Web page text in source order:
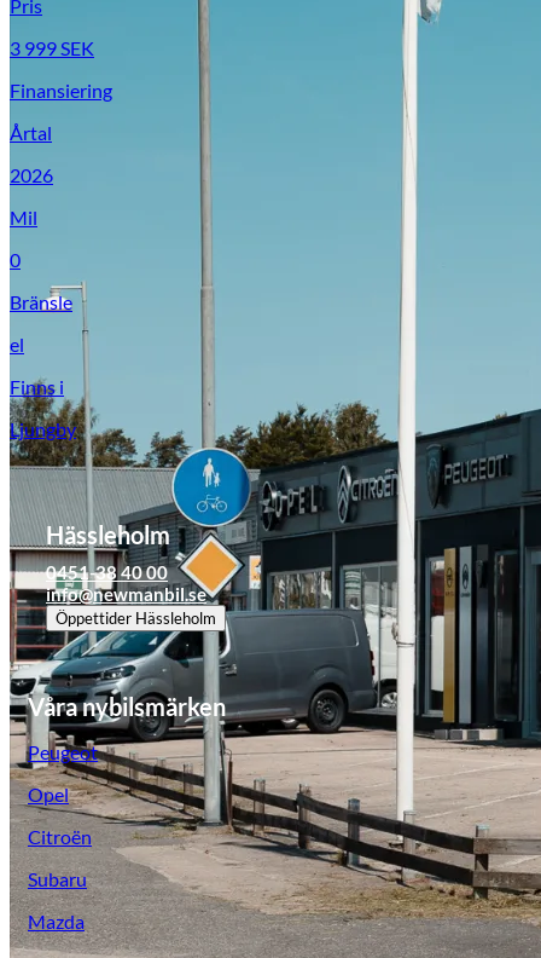
Pris
3 999 SEK
Finansiering
Årtal
2026
Mil
0
Bränsle
el
Finns i
Ljungby
Hässleholm
0451-38 40 00
info@newmanbil.se
Öppettider Hässleholm
Våra nybilsmärken
Peugeot
Opel
Citroën
Subaru
Mazda